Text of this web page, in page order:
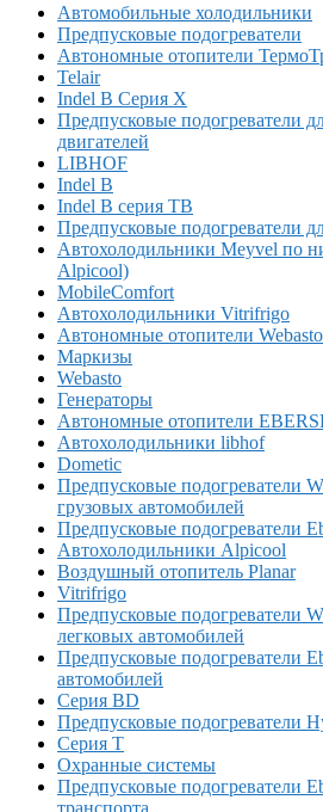
Автомобильные холодильники
Предпусковые подогреватели
Автономные отопители
Telair
Indel B Серия X
Предпусковые подогреватели
двигателей
LIBHOF
Indel B
Indel B серия TB
Предпусковые подогреватели
Автохолодильники Meyvel по
Alpicool)
MobileComfort
Автохолодильники Vitrifrigo
Автономные отопители
Маркизы
Webasto
Генераторы
Автономные отопители
Автохолодильники libhof
Dometic
Предпусковые подогреватели
грузовых автомобилей
Предпусковые подогреватели
Автохолодильники Alpicool
Воздушный отопитель Planar
Vitrifrigo
Предпусковые подогреватели
легковых автомобилей
Предпусковые подогреватели
автомобилей
Серия BD
Предпусковые подогреватели
Серия T
Охранные системы
Предпусковые подогреватели
транспорта